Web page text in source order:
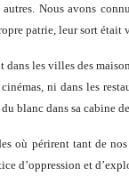
Nous avons
patrie, leur sort était
les villes des
ni dans les
blanc dans sa cabine
où périrent tant de
d’oppression et